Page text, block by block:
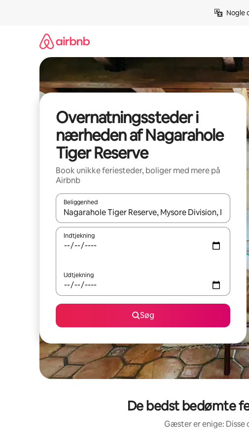
Nogle
Overnatningssteder i
nærheden af Nagarahole
Tiger Reserve
Book unikke feriesteder, boliger med mere på
Airbnb
Beliggenhed
Når resultaterne er tilgængelige, skal du navigere med
Indtjekning
Udtjekning
Søg
De bedst bedømte
Gæster er enige: